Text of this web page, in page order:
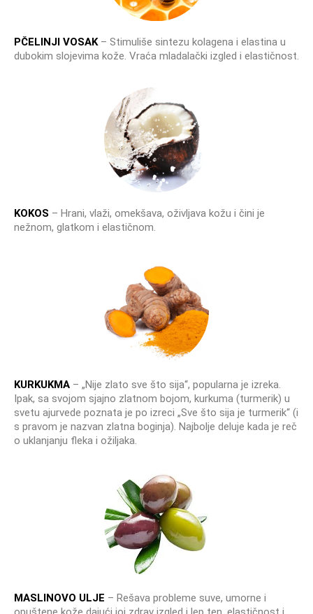
PČELINJI VOSAK– Stimuliše sintezu kolagena i elastina u
dubokim slojevima kože. Vraća mladalački izgled i elastičnost.
KOKOS – Hrani, vlaži, omekšava, oživljava kožu i čini je
nežnom, glatkom i elastičnom.
KURKUKMA – „Nije zlato sve što sija“, popularna je izreka.
Ipak, sa svojom sjajno zlatnom bojom, kurkuma (turmerik) u
svetu ajurvede poznata je po izreci „Sve što sija je turmerik“ (i
s pravom je nazvan zlatna boginja). Najbolje deluje kada je reč
o uklanjanju fleka i ožiljaka.
MASLINOVO ULJE – Rešava probleme suve, umorne i